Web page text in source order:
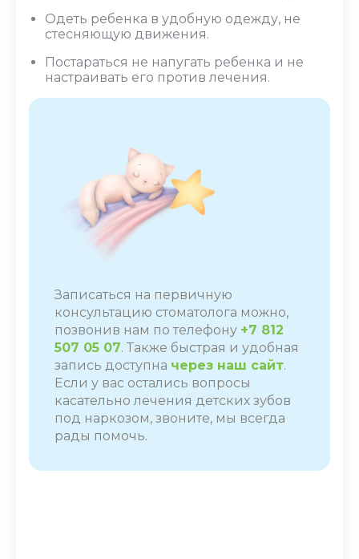
Одеть ребенка в удобную одежду, не
стесняющую движения.
Постараться не напугать ребенка и не
настраивать его против лечения.
Записаться на первичную
консультацию стоматолога можно,
позвонив нам по телефону +7 812
507 05 07. Также быстрая и удобная
запись доступна через наш сайт.
Если у вас остались вопросы
касательно лечения детских зубов
под наркозом, звоните, мы всегда
рады помочь.